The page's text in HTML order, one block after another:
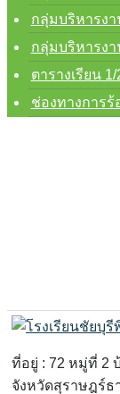
กลุ่มบริหารง
กลุ่มบริหารง
ตารางเรียน
ช่องทางการร้
ที่อยู่ : 72 หมู่ที่ 2
จังหวัดสุราษฎร์ธ